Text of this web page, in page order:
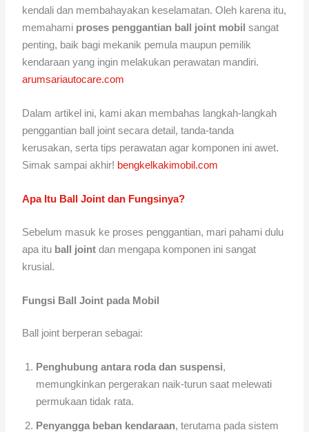
kendali dan membahayakan keselamatan. Oleh karena itu,
memahami proses penggantian ball joint mobil sangat
penting, baik bagi mekanik pemula maupun pemilik
kendaraan yang ingin melakukan perawatan mandiri.
arumsariautocare.com
Dalam artikel ini, kami akan membahas langkah-langkah
penggantian ball joint secara detail, tanda-tanda
kerusakan, serta tips perawatan agar komponen ini awet.
Simak sampai akhir! bengkelkakimobil.com
Apa Itu Ball Joint dan Fungsinya?
Sebelum masuk ke proses penggantian, mari pahami dulu
apa itu ball joint dan mengapa komponen ini sangat
krusial.
Fungsi Ball Joint pada Mobil
Ball joint berperan sebagai:
Penghubung antara roda dan suspensi,
memungkinkan pergerakan naik-turun saat melewati
permukaan tidak rata.
Penyangga beban kendaraan, terutama pada sistem